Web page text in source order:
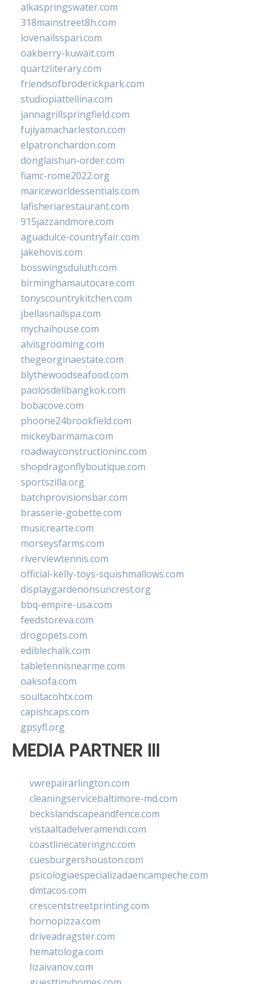
alkaspringswater.com
318mainstreet8h.com
lovenailsspari.com
oakberry-kuwait.com
quartzliterary.com
friendsofbroderickpark.com
studiopiattellina.com
jannagrillspringfield.com
fujiyamacharleston.com
elpatronchardon.com
donglaishun-order.com
fiamc-rome2022.org
mariceworldessentials.com
lafisheriarestaurant.com
915jazzandmore.com
aguadulce-countryfair.com
jakehovis.com
bosswingsduluth.com
birminghamautocare.com
tonyscountrykitchen.com
jbellasnailspa.com
mychaihouse.com
alvisgrooming.com
thegeorginaestate.com
blythewoodseafood.com
paolosdelibangkok.com
bobacove.com
phoone24brookfield.com
mickeybarmama.com
roadwayconstructioninc.com
shopdragonflyboutique.com
sportszilla.org
batchprovisionsbar.com
brasserie-gobette.com
musicrearte.com
morseysfarms.com
riverviewtennis.com
official-kelly-toys-squishmallows.com
displaygardenonsuncrest.org
bbq-empire-usa.com
feedstoreva.com
drogopets.com
ediblechalk.com
tabletennisnearme.com
oaksofa.com
soultacohtx.com
capishcaps.com
gpsyfl.org
MEDIA PARTNER III
vwrepairarlington.com
cleaningservicebaltimore-md.com
beckslandscapeandfence.com
vistaaltadelveramendi.com
coastlinecateringnc.com
cuesburgershouston.com
psicologiaespecializadaencampeche.com
dmtacos.com
crescentstreetprinting.com
hornopizza.com
driveadragster.com
hematologa.com
lizaivanov.com